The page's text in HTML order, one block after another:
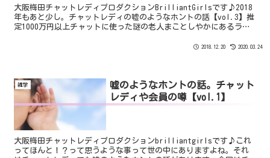
大阪梅田チャットレディプロダクションBrilliantGirlsです♪2018
年もあと少し。チャットレディの嘘のようなホントの話【vol.3】推
定1000万円以上チャットに使った謎の老人まことしやかにあるライ
2018.12.20 2020.03.24
雑学
嘘のようなホントの話。チャット
レディや会員の噂【vol.1】
大阪梅田チャットレディプロダクションbrilliantgirlsです♪これ
ってほんと！？って思うような事って世の中にありますよね。それ